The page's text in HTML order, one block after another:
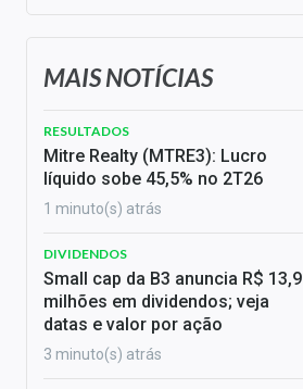
MAIS NOTÍCIAS
RESULTADOS
Mitre Realty (MTRE3): Lucro
líquido sobe 45,5% no 2T26
1 minuto(s) atrás
DIVIDENDOS
Small cap da B3 anuncia R$ 13,9
milhões em dividendos; veja
datas e valor por ação
3 minuto(s) atrás